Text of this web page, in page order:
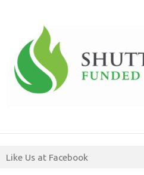
Like Us at Facebook